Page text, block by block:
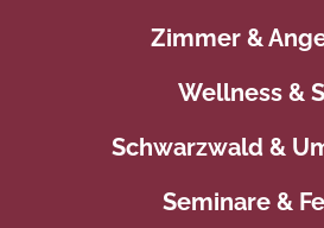
Zimmer &
Wellness &
Schwarzwald &
Seminare &